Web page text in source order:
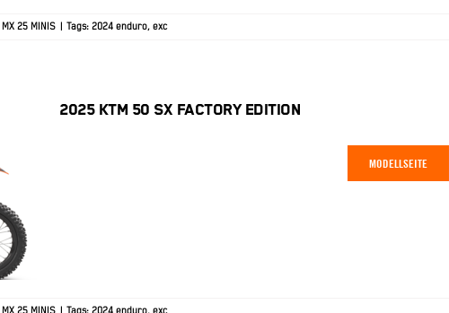
MX 25 MINIS Tags: 2024 enduro, exc
2025 KTM 50 SX FACTORY EDITION
MODELLSEITE